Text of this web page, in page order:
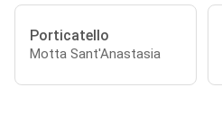
Porticatello
Motta Sant'Anastasia